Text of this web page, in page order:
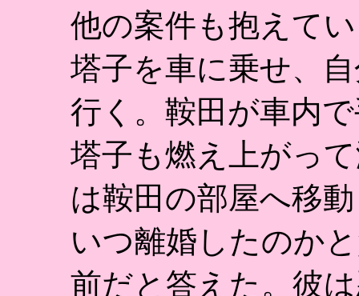
他の案件も抱えて
塔子を車に乗せ、
行く。鞍田が車内
塔子も燃え上がっ
は鞍田の部屋へ移
いつ離婚したのか
前だと答えた。彼